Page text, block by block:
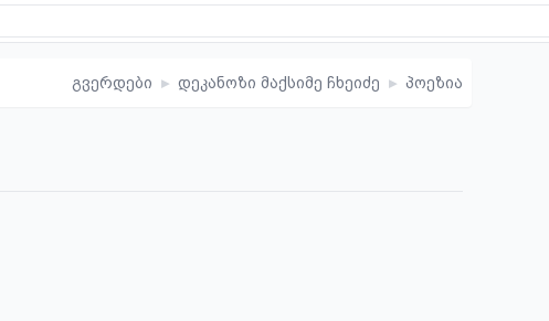
გვერდები ▸ დეკანოზი მაქსიმე ჩხეიძე ▸ პოეზია